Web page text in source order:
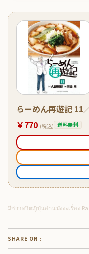
らーめん再遊記 11
￥770 (税込) 送料無料
SHARE ON :